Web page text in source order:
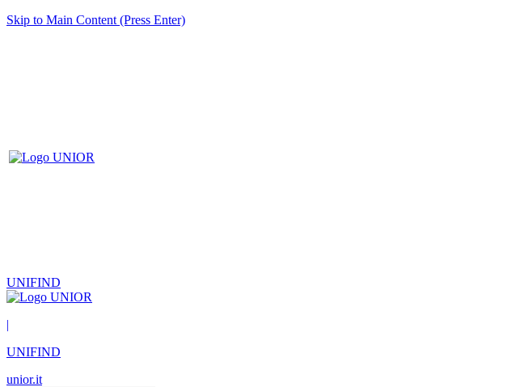
Skip to Main Content (Press Enter)
UNIFIND
|
UNIFIND
unior.it